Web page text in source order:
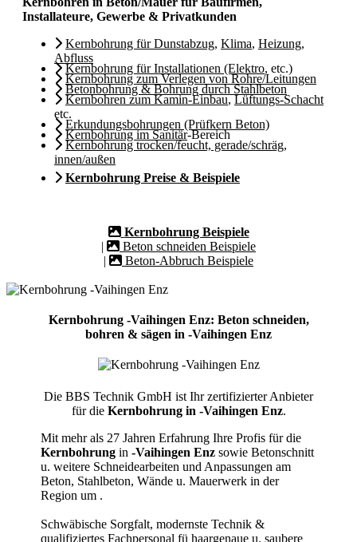
Installateure, Gewerbe & Privatkunden
Kernbohrung für Dunstabzug, Klima, Heizung,
Abfluss
Kernbohrung für Installationen (Elektro, etc.)
Kernbohrung zum Verlegen von Rohre/Leitungen
Betonbohrung & Bohrung durch Stahlbeton
Kernbohren zum Kamin-Einbau,Lüftungs-Schacht
etc.
Erkundungsbohrungen (Prüfkern Beton)
Kernbohrung im Sanitär-Bereich
Kernbohrung trocken/feucht, gerade/schräg,
innen/außen
Kernbohrung Preise & Beispiele
Kernbohrung Beispiele
|
Beton schneiden Beispiele
|
Beton-Abbruch Beispiele
Kernbohrung -Vaihingen Enz: Beton schneiden,
bohren & sägen in -Vaihingen Enz
Die BBS Technik GmbH ist Ihr zertifizierter Anbieter
für die Kernbohrung in -Vaihingen Enz.
Mit mehr als 27 Jahren Erfahrung Ihre Profis für die
Kernbohrung in-Vaihingen Enz sowie Betonschnitt
u. weitere Schneidearbeiten und Anpassungen am
Beton, Stahlbeton, Wände u. Mauerwerk in der
Region um .
Schwäbische Sorgfalt, modernste Technik &
qualifiziertes Fachpersonalfü haargenaue u. saubere